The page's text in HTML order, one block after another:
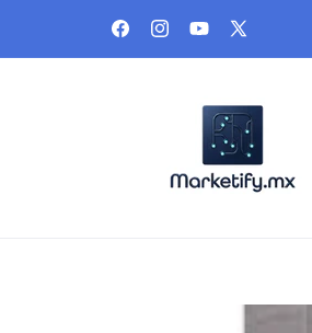
directamente
FacebookInstagramYouTube
X
directamente